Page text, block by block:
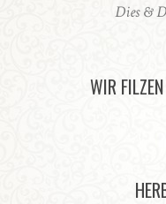
Dies &
WIR